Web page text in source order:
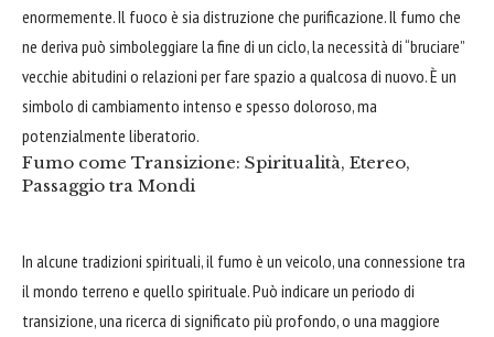
enormemente. Il fuoco è sia distruzione che purificazione. Il fumo che
ne deriva può simboleggiare la fine di un ciclo, la necessità di “bruciare”
vecchie abitudini o relazioni per fare spazio a qualcosa di nuovo. È un
simbolo di cambiamento intenso e spesso doloroso, ma
potenzialmente liberatorio.
Fumo come Transizione: Spiritualità, Etereo,
Passaggio tra Mondi
In alcune tradizioni spirituali, il fumo è un veicolo, una connessione tra
il mondo terreno e quello spirituale. Può indicare un periodo di
transizione, una ricerca di significato più profondo, o una maggiore